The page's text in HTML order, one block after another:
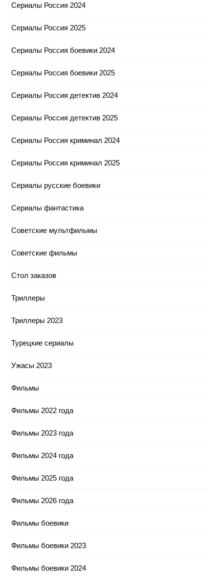
Сериалы Россия 2024
Сериалы Россия 2025
Сериалы Россия боевики 2024
Сериалы Россия боевики 2025
Сериалы Россия детектив 2024
Сериалы Россия детектив 2025
Сериалы Россия криминал 2024
Сериалы Россия криминал 2025
Сериалы русские боевики
Сериалы фантастика
Советские мультфильмы
Советские фильмы
Стол заказов
Триллеры
Триллеры 2023
Турецкие сериалы
Ужасы 2023
Фильмы
Фильмы 2022 года
Фильмы 2023 года
Фильмы 2024 года
Фильмы 2025 года
Фильмы 2026 года
Фильмы боевики
Фильмы боевики 2023
Фильмы боевики 2024